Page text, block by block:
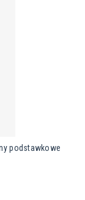
podstawkowe